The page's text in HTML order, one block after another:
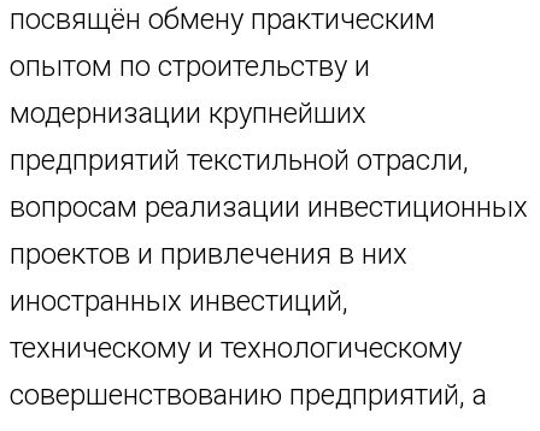
посвящён обмену практическим
опытом по строительству и
модернизации крупнейших
предприятий текстильной отрасли,
вопросам реализации инвестиционных
проектов и привлечения в них
иностранных инвестиций,
техническому и технологическому
совершенствованию предприятий, а